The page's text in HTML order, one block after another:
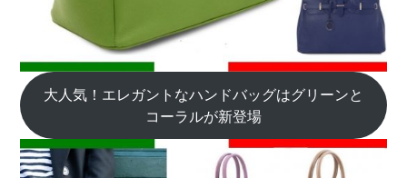
大人気！エレガントなハンドバッグはグリーンと
コーラルが新登場